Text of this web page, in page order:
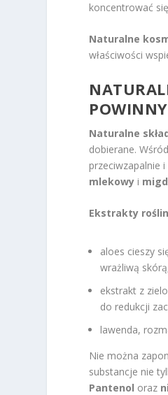
koncentrować
Naturalne
właściwości
Naturalne
dobierane.
przeciwzapalnie
mlekowy i
Ekstrakty
aloes cieszy
wrażliwą
ekstrakt z
do redukcji
lawenda,
Nie można
substancje nie
Pantenol oraz